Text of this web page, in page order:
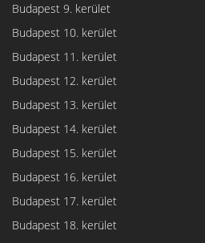
Budapest 9. kerület
Budapest 10. kerület
Budapest 11. kerület
Budapest 12. kerület
Budapest 13. kerület
Budapest 14. kerület
Budapest 15. kerület
Budapest 16. kerület
Budapest 17. kerület
Budapest 18. kerület